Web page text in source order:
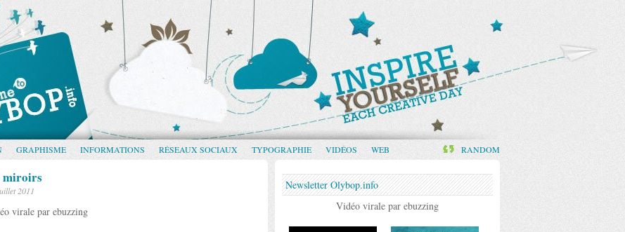
GRAPHISME INFORMATIONS RÉSEAUX SOCIAUX TYPOGRAPHIE VIDÉOS WEB RANDOM
miroirs
2011
virale par ebuzzing
Newsletter Olybop.info
Vidéo virale par ebuzzing